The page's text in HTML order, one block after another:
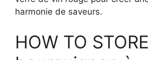
harmonie de saveurs.
HOW TO